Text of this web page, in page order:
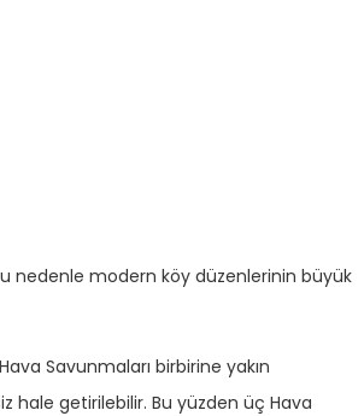
nedenle modern köy düzenlerinin büyük
Savunmaları birbirine yakın
hale getirilebilir. Bu yüzden üç Hava